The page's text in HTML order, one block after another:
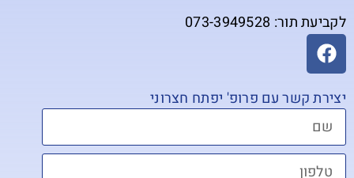
לקביעת תור: 073-3949528
יצירת קשר עם פרופ' יפתח חצרוני